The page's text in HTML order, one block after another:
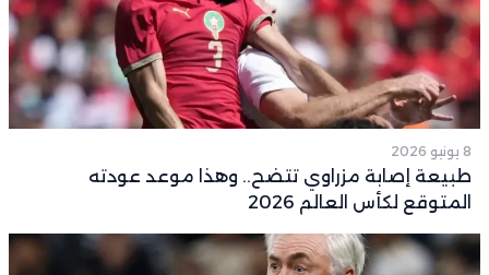
8 يونيو 2026
طبيعة إصابة مزراوي تتضح.. وهذا موعد عودته
المتوقع لكأس العالم 2026